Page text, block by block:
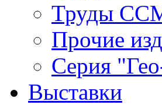
Труды
Прочие
Серия
Выставки